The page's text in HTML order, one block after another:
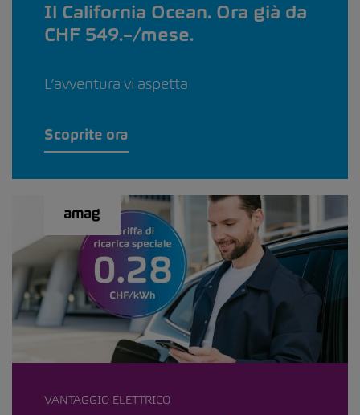
Il California Ocean. Ora già da
CHF 549.–/mese.
L’avventura vi aspetta
Scoprite ora
VANTAGGIO ELETTRICO